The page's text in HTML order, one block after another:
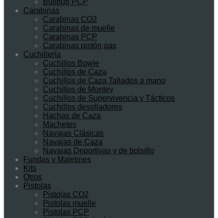
Bullpup PCP
Carabinas
Carabinas CO2
Carabinas de muelle
Carabinas PCP
Carabinas pistón gas
Cuchillería
Cuchillos Bowie
Cuchillos de Caza
Cuchillos de Caza Tallados a mano
Cuchillos de Montey
Cuchillos de Supervivencia y Tácticos
Cuchillos desolladores
Hachas de Caza
Machetes
Navajas Clásicas
Navajas de Caza
Navajas Deportivas y de bolsillo
Fundas y Maletines
Kits
Otros
Pistolas
Pistolas CO2
Pistolas muelle
Pistolas PCP